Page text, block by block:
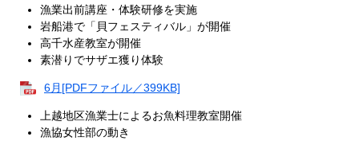
漁業出前講座・体験研修を実施
岩船港で「貝フェスティバル」が開催
高千水産教室が開催
素潜りでサザエ獲り体験
6月[PDFファイル／399KB]
上越地区漁業士によるお魚料理教室開催
漁協女性部の動き